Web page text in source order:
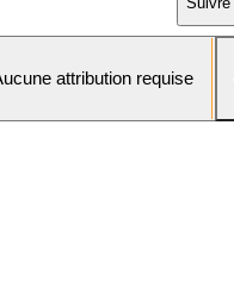
attribution requise